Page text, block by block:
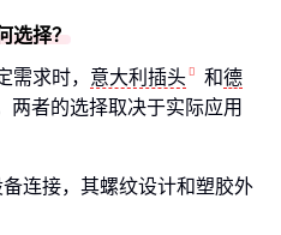
选择？
需求时， 意大利插头 和德
两者的选择取决于实际应用
连接，其螺纹设计和塑胶外